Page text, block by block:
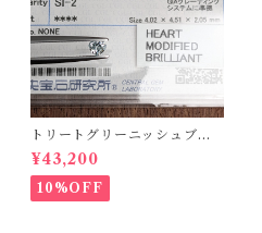
トリートグリーニッシュブル
ーダイヤルース【0.234ct】P
RO206812
¥43,200
10%OFF